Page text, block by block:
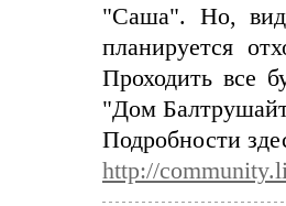
"Саша". Но,
планируется
Проходить все
"Дом
Подробности
http://